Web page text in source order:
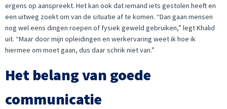
ergens op aanspreekt. Het kan ook dat iemand iets gestolen heeft en
een uitweg zoekt om van de situatie af te komen. “Dan gaan mensen
nog wel eens dingen roepen of fysiek geweld gebruiken,” legt Khalid
uit. “Maar door mijn opleidingen en werkervaring weet ik hoe ik
hiermee om moet gaan, dus daar schrik niet van.”
Het belang van goede
communicatie